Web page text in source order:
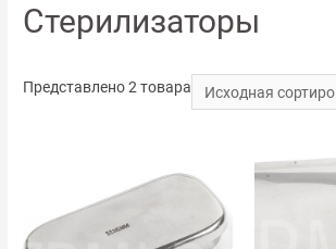
Стерилизаторы
Представлено 2 товара